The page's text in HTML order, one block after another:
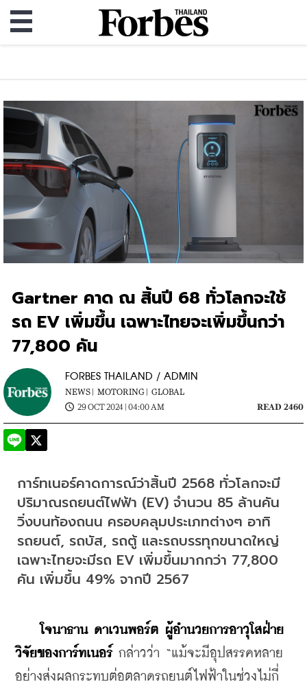
Gartner คาด ณ สิ้นปี 68 ทั่วโลกจะใช้
รถ EV เพิ่มขึ้น เฉพาะไทยจะเพิ่มขึ้นกว่า
77,800 คัน
FORBES THAILAND / ADMIN
NEWS | MOTORING | GLOBAL
29 OCT 2024 | 04:00 AM
READ 2460
การ์ทเนอร์คาดการณ์ว่าสิ้นปี 2568 ทั่วโลกจะมี
ปริมาณรถยนต์ไฟฟ้า (EV) จำนวน 85 ล้านคัน
วิ่งบนท้องถนน ครอบคลุมประเภทต่างๆ อาทิ
รถยนต์, รถบัส, รถตู้ และรถบรรทุกขนาดใหญ่
เฉพาะไทยจะมีรถ EV เพิ่มขึ้นมากกว่า 77,800
คัน เพิ่มขึ้น 49% จากปี 2567
โจนาธาน ดาเวนพอร์ต ผู้อำนวยการอาวุโสฝ่าย
วิจัยของการ์ทเนอร์ กล่าวว่า “แม้จะมีอุปสรรคหลาย
อย่างส่งผลกระทบต่อตลาดรถยนต์ไฟฟ้าในช่วงไม่กี่